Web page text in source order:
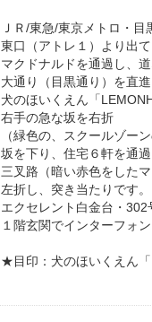
ＪＲ/東急/東京メトロ・目
東口（アトレ１）より出て
マクドナルドを通過し、道
大通り（目黒通り）を直進
犬のほいくえん「
右手の急な坂を右折
（緑色の、スクールゾー
坂を下り、住宅６軒を通
三叉路（暗い赤色をした
左折し、突き当たりです。
エクセレント白金台・302
１階玄関でインターフォ
★目印：犬のほいくえん「